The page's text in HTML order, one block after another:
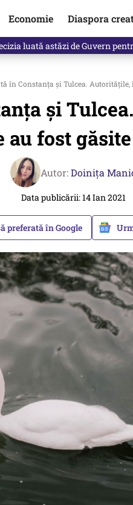
Economie Diaspora
luată astăzi de Guvern
în Constanța și Tulcea.
și
au fost
Autor:Doinița
Data publicării: 14 Ian 2021
preferată în Google